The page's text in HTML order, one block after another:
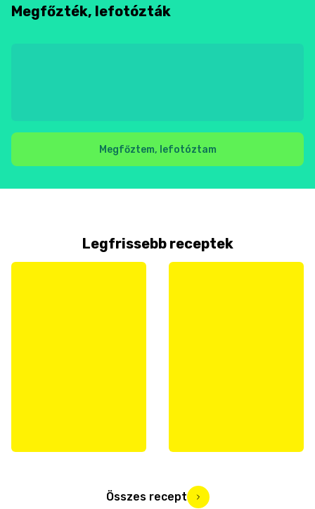
Megfőzték, lefotózták
Megfőztem, lefotóztam
Legfrissebb receptek
Összes recept